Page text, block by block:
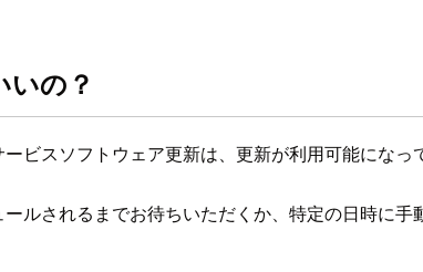
いの？
ビスソフトウェア更新は、更新が利用可能になっ
ルされるまでお待ちいただくか、特定の日時に手